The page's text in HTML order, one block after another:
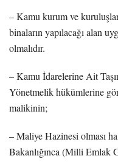
– Kamu kurum ve
binaların yapılacağı alan
olmalıdır.
– Kamu İdarelerine Ait
Yönetmelik hükümlerine
malikinin;
– Maliye Hazinesi olması
Bakanlığınca (Milli Emlak